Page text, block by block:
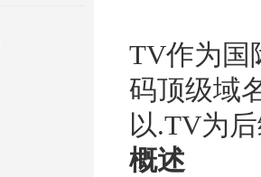
TV作为国
码顶级域
以.TV为
概述